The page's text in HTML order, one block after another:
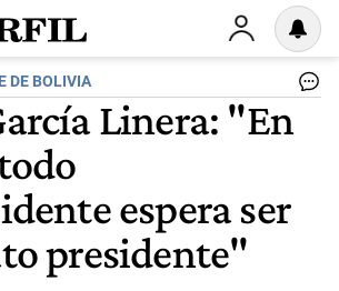
DE BOLIVIA
Linera: "En
espera ser
presidente"